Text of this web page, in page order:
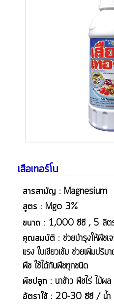
เสือเทอร์โบ
สารสามัญ : Magnesium
สูตร : Mgo 3%
ขนาด : 1,000 ซีซี , 5 ลิ
คุณสมบัติ : ช่วยบำรุงให้พืช
แรง ใบเขียวเข้ม ช่วยเพิ่มป
พืช ใช้ได้กับพืชทุกชนิด
พืชปลูก : นาข้าว พืชไร่ ไม้ผ
อัตราใช้ : 20-30 ซีซี / น้ำ